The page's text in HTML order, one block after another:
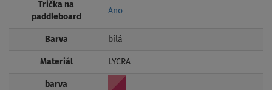
Trička na
paddleboard
Ano
Barva bílá
Materiál LYCRA
barva